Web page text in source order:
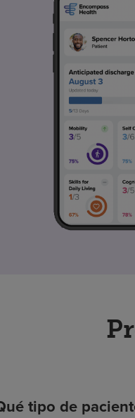
tipo de